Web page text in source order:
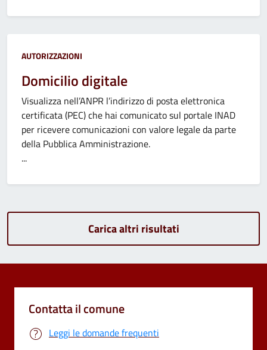
Categoria:
AUTORIZZAZIONI
Domicilio digitale
Visualizza nell’ANPR l’indirizzo di posta elettronica
certificata (PEC) che hai comunicato sul portale INAD
per ricevere comunicazioni con valore legale da parte
della Pubblica Amministrazione.
...
Carica altri risultati
Contatta il comune
Leggi le domande frequenti